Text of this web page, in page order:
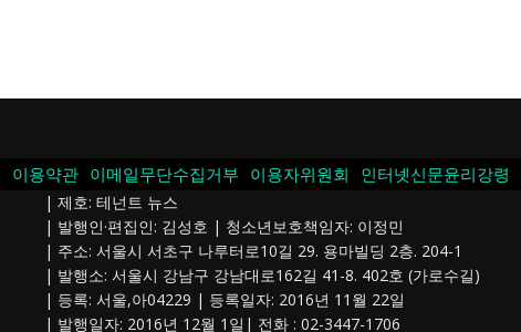
이용약관 이메일무단수집거부 이용자위원회 인터넷신문윤리강령
| 제호: 테넌트 뉴스
| 발행인·편집인: 김성호 | 청소년보호책임자: 이정민
| 주소: 서울시 서초구 나루터로10길 29. 용마빌딩 2층. 204-1
| 발행소: 서울시 강남구 강남대로162길 41-8. 402호 (가로수길)
| 등록: 서울,아04229 | 등록일자: 2016년 11월 22일
| 발행일자: 2016년 12월 1일| 전화 : 02-3447-1706